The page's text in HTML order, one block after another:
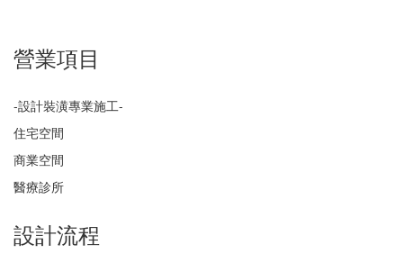
營業項目
-設計裝潢專業施工-
住宅空間
商業空間
醫療診所
設計流程